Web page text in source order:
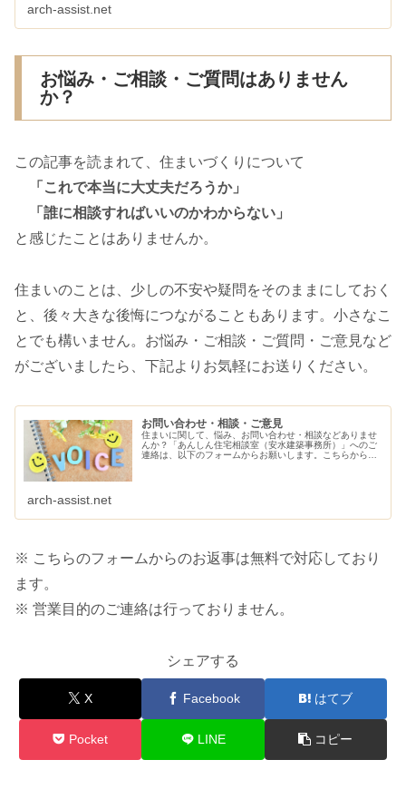
arch-assist.net
お悩み・ご相談・ご質問はありません
か？
この記事を読まれて、住まいづくりについて
「これで本当に大丈夫だろうか」
「誰に相談すればいいのかわからない」
と感じたことはありませんか。
住まいのことは、少しの不安や疑問をそのままにしておく
と、後々大きな後悔につながることもあります。小さなこ
とでも構いません。お悩み・ご相談・ご質問・ご意見など
がございましたら、下記よりお気軽にお送りください。
お問い合わせ・相談・ご意見
住まいに関して、悩み、お問い合わせ・相談などありませ
んか？「あんしん住宅相談室（安水建築事務所）」へのご
連絡は、以下のフォームからお願いします。こちらから、
arch-assist.net
※ こちらのフォームからのお返事は無料で対応しており
ます。
※ 営業目的のご連絡は行っておりません。
シェアする
X Facebook はてブ
Pocket LINE コピー